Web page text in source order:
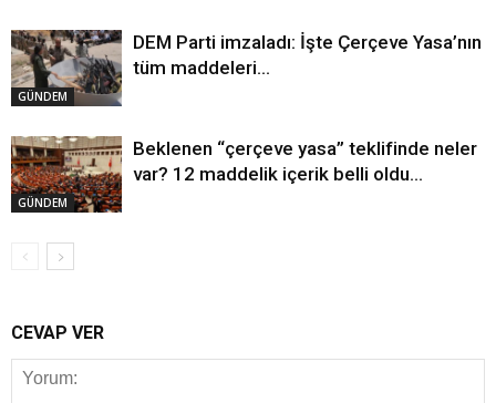
GÜNDEM
DEM Parti imzaladı: İşte Çerçeve Yasa’nın
tüm maddeleri…
GÜNDEM
Beklenen “çerçeve yasa” teklifinde neler
var? 12 maddelik içerik belli oldu…
CEVAP VER